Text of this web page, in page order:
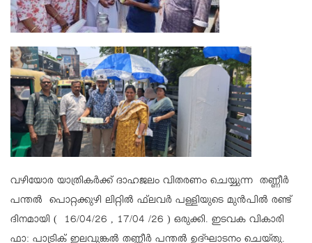
വഴിയോര യാത്രികര്‍ക്ക് ദാഹജലം വിതരണം ചെയ്യുന്ന തണ്ണീര്‍
പന്തല്‍ പൊറ്റക്കുഴി ലിറ്റില്‍ ഫ്‌ലവര്‍ പള്ളിയുടെ മുന്‍പില്‍ രണ്ട്
ദിനമായി ( 16/04/26 , 17/04 /26 ) ഒരുക്കി. ഇടവക വികാരി